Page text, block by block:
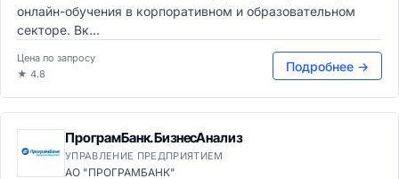
онлайн-обучения в корпоративном и образовательном
секторе. Вк...
Цена по запросу
★ 4.8
Подробнее →
ПрограмБанк.БизнесАнализ
УПРАВЛЕНИЕ ПРЕДПРИЯТИЕМ
АО "ПРОГРАМБАНК"